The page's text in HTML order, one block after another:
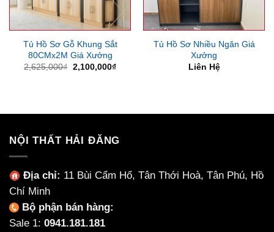
Tủ Hồ Sơ Gỗ Khung Sắt
80CMx2M Giá Xưởng
2,625,000₫ Giá
2,100,000₫Giá
Tủ Hồ Sơ Nhiều Ngăn Giá
Xưởng
Liên Hệ
NỘI THẤT HẢI ĐĂNG
Địa chỉ: 11 Bùi Cẩm Hổ, Tân Thới Hoà, Tân Phú, Hồ
Chí Minh
Bộ phận bán hàng:
Sale 1: 0941.181.181